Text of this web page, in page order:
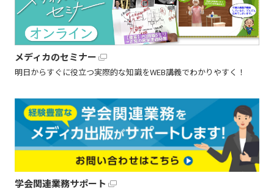
メディカのセミナー
明日からすぐに役立つ実際的な知識をWEB講義でわかりやすく！
学会関連業務サポート